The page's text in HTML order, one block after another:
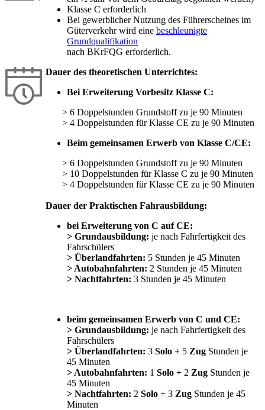
Klasse C erforderlich
Bei gewerblicher Nutzung des Führerscheines im
Güterverkehr wird eine beschleunigte
Grundqualifikation
nach BKrFQG erforderlich.
Dauer des theoretischen Unterrichtes:
Bei Erweiterung Vorbesitz Klasse C:
> 6 Doppelstunden Grundstoff zu je 90 Minuten
> 4 Doppelstunden für Klasse CE zu je 90 Minuten
Beim gemeinsamen Erwerb von Klasse C/CE:
> 6 Doppelstunden Grundstoff zu je 90 Minuten
> 10 Doppelstunden für Klasse C zu je 90 Minuten
> 4 Doppelstunden für Klasse CE zu je 90 Minuten
Dauer der Praktischen Fahrausbildung:
bei Erweiterung von C auf CE:
> Grundausbildung: je nach Fahrfertigkeit des
Fahrschülers
> Überlandfahrten: 5 Stunden je 45 Minuten
> Autobahnfahrten: 2 Stunden je 45 Minuten
> Nachtfahrten: 3 Stunden je 45 Minuten
beim gemeinsamen Erwerb von C und CE:
> Grundausbildung: je nach Fahrfertigkeit des
Fahrschülers
> Überlandfahrten: 3 Solo + 5 Zug Stunden je
45 Minuten
> Autobahnfahrten: 1 Solo + 2 Zug Stunden je
45 Minuten
> Nachtfahrten: 2 Solo + 3 Zug Stunden je 45
Minuten